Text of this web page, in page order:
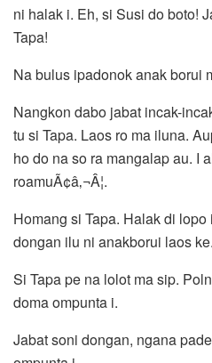
ni halak i. Eh, si Susi do boto!
Tapa!
Na bulus ipadonok anak borui
Nangkon dabo jabat incak-
tu si Tapa. Laos ro ma iluna.
ho do na so ra mangalap au. I
roamuÃ¢â‚¬Â¦.
Homang si Tapa. Halak di
dongan ilu ni anakborui laos
Si Tapa pe na lolot ma sip.
doma ompunta i.
Jabat soni dongan, ngana